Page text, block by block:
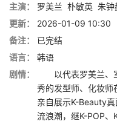
主演：
罗美兰 朴敏英 朱钟
更新：
2026-01-09 10:30
备注：
已完结
语言：
韩语
剧情：
以代表罗美兰、
秀的发型师、化妆师
亲自展示K-Beauty
流浪潮，继K-POP